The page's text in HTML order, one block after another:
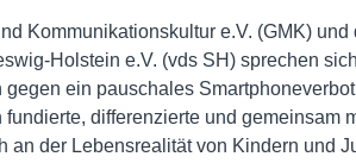
Kommunikationskultur e.V. (GMK) und
Holstein e.V. (vds SH) sprechen
gegen ein pauschales
differenzierte und gemeinsam
an der Lebensrealität von Kindern und